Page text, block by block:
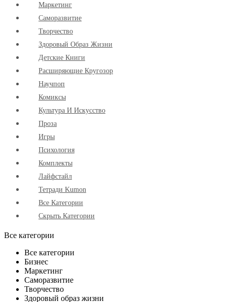
Маркетинг
Cаморазвитие
Творчество
Здоровый Образ Жизни
Детские Книги
Расширяющие Кругозор
Научпоп
Комиксы
Культура И Искусство
Проза
Игры
Психология
Комплекты
Лайфстайл
Тетради Kumon
Все Категории
Скрыть Категории
Все категории
Все категории
Бизнес
Маркетинг
Саморазвитие
Творчество
Здоровый образ жизни